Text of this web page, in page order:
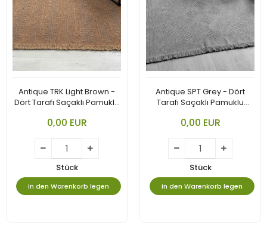
Antique TRK Light Brown -
Dört Tarafı Saçaklı Pamuklu
0,00 EUR
Stück
In den Warenkorb legen
Antique SPT Grey - Dört
Tarafı Saçaklı Pamuklu
0,00 EUR
Stück
In den Warenkorb legen